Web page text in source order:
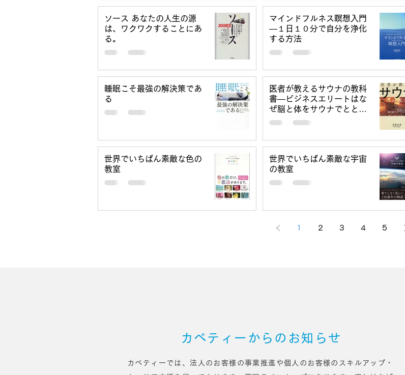
ソース あなたの人生の源
は、ワクワクすることにあ
る。
マインドフルネス瞑想入門
―１日１０分で自分を浄化
する方法
睡眠こそ最強の解決策であ
る
医者が教えるサウナの教科
書―ビジネスエリートはな
ぜ脳と体をサウナでととの
えるのか？
世界でいちばん素敵な色の
教室
世界でいちばん素敵な宇宙
の教室
1 2 3 4 5
カベティーからのお知らせ
カベティーでは、法人のお客様の事業推進や個人のお客様のスキルアップ・